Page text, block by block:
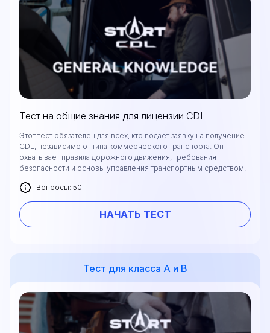
Тест на общие знания для лицензии CDL
Этот тест обязателен для всех, кто подает заявку на получение
CDL, независимо от типа коммерческого транспорта. Он
охватывает правила дорожного движения, требования
безопасности и основы управления транспортным средством.
Вопросы: 50
НАЧАТЬ ТЕСТ
Тест для класса А и В